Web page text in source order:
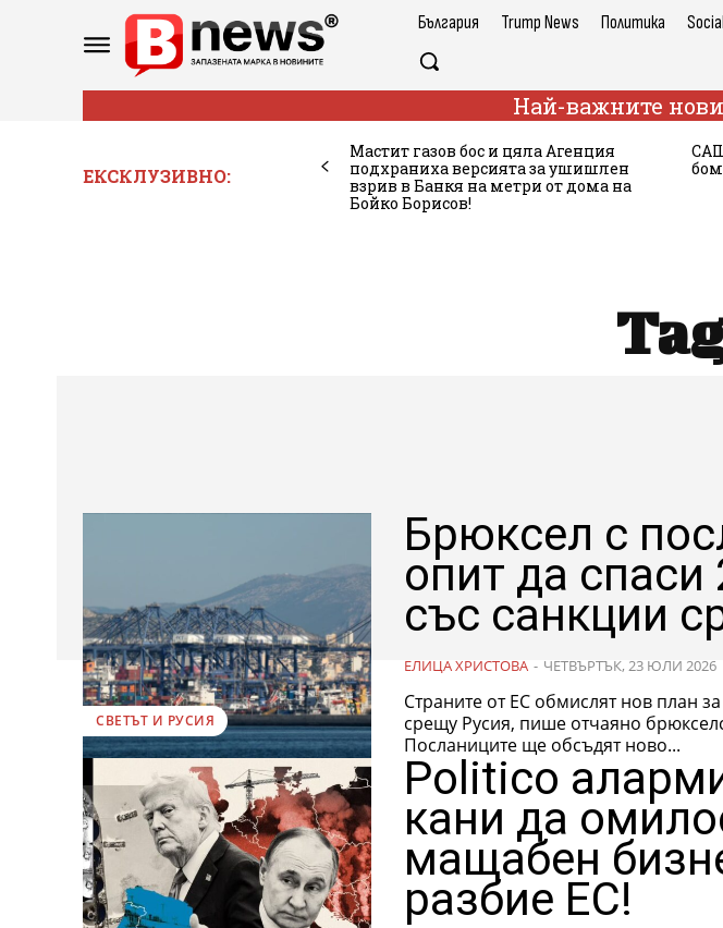
България Trump News Политика
Най-важните
ЕКСКЛУЗИВНО:
Мастит газов бос и цяла Агенция
подхраниха версията за ушишлен
взрив в Банкя на метри от дома на
Бойко Борисов!
СВЕТЪТ И РУСИЯ
Брюксел с
опит да спаси
със санкции
ЕЛИЦА ХРИСТОВА - ЧЕТВЪРТЪК, 23 ЮЛИ 2026
Страните от ЕС обмислят нов план
срещу Русия, пише отчаяно
Посланиците ще обсъдят ново...
Politico
кани да
мащабен
разбие ЕС!